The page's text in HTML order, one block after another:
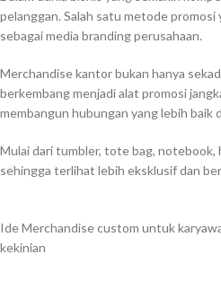
pelanggan. Salah satu metode
sebagai media branding perusahaan.
Merchandise kantor bukan hanya
berkembang menjadi alat promosi
membangun hubungan yang lebih baik
Mulai dari tumbler, tote bag,
sehingga terlihat lebih eksklusif dan
Ide Merchandise custom untuk
kekinian